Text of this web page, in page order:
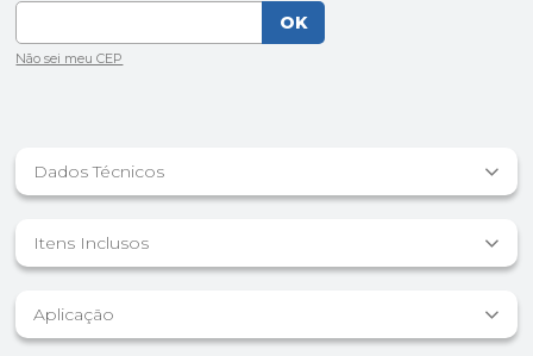
Dados Técnicos
Itens Inclusos
Aplicação